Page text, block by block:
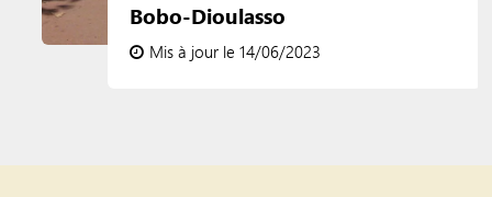
Bobo-Dioulasso
Mis à jour le 14/06/2023